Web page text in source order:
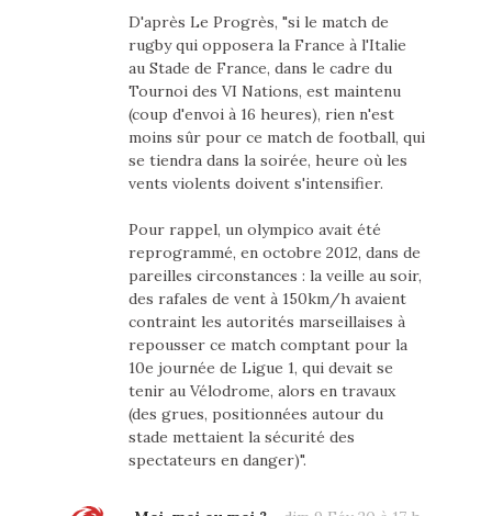
D'après Le Progrès, "si le match de
rugby qui opposera la France à l'Italie
au Stade de France, dans le cadre du
Tournoi des VI Nations, est maintenu
(coup d'envoi à 16 heures), rien n'est
moins sûr pour ce match de football, qui
se tiendra dans la soirée, heure où les
vents violents doivent s'intensifier.
Pour rappel, un olympico avait été
reprogrammé, en octobre 2012, dans de
pareilles circonstances : la veille au soir,
des rafales de vent à 150km/h avaient
contraint les autorités marseillaises à
repousser ce match comptant pour la
10e journée de Ligue 1, qui devait se
tenir au Vélodrome, alors en travaux
(des grues, positionnées autour du
stade mettaient la sécurité des
spectateurs en danger)".